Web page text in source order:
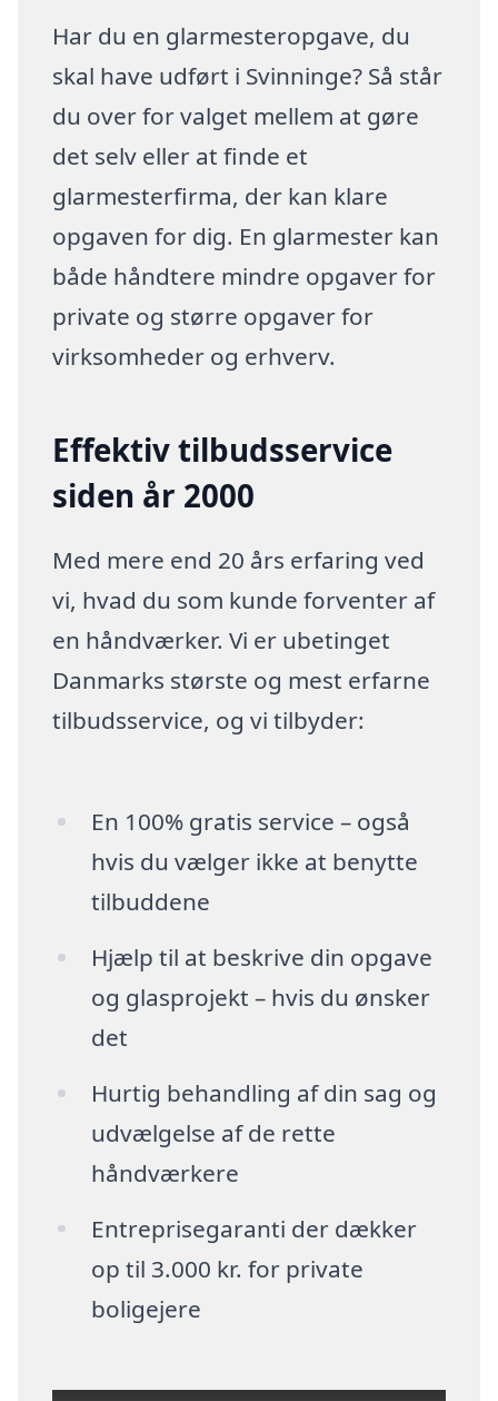
Har du en glarmesteropgave, du
skal have udført i Svinninge? Så står
du over for valget mellem at gøre
det selv eller at finde et
glarmesterfirma, der kan klare
opgaven for dig. En glarmester kan
både håndtere mindre opgaver for
private og større opgaver for
virksomheder og erhverv.
Effektiv tilbudsservice
siden år 2000
Med mere end 20 års erfaring ved
vi, hvad du som kunde forventer af
en håndværker. Vi er ubetinget
Danmarks største og mest erfarne
tilbudsservice, og vi tilbyder:
En 100% gratis service – også
hvis du vælger ikke at benytte
tilbuddene
Hjælp til at beskrive din opgave
og glasprojekt – hvis du ønsker
det
Hurtig behandling af din sag og
udvælgelse af de rette
håndværkere
Entreprisegaranti der dækker
op til 3.000 kr. for private
boligejere